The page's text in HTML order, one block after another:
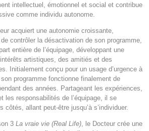
intellectuel, émotionnel et social et contribue
comme individu autonome.
acquiert une autonomie croissante,
contrôler la désactivation de son programme,
entière de l’équipage, développant une
artistiques, des amitiés et des
Initialement conçu pour un usage d’urgence à
programme fonctionne finalement de
des années. Partageant les expériences,
les responsabilités de l’équipage, il se
côtés, allant peut-être jusqu’à s’individuer.
3 La vraie vie (Real Life), le Docteur crée une